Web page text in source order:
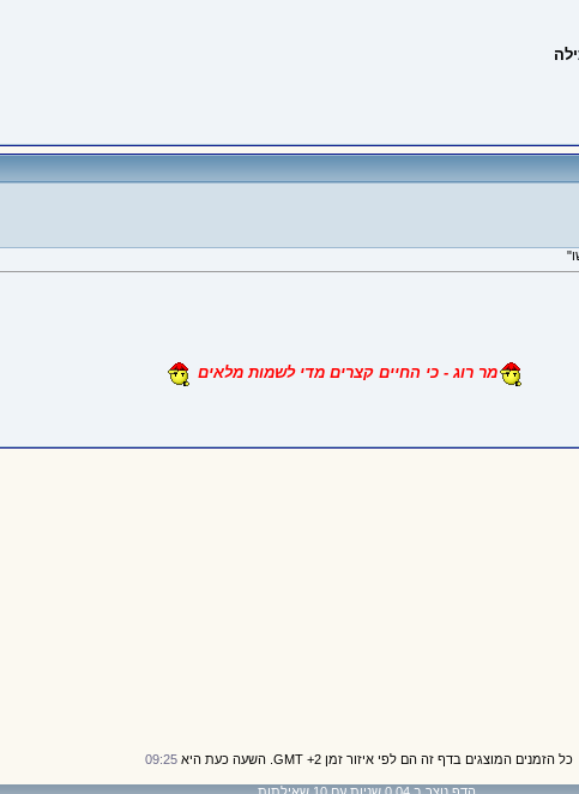
מר רוג - כי החיים קצרים מדי לשמות מלאים
כל הזמנים המוצגים בדף זה הם לפי איזור זמן GMT +2. השעה כעת היא 09:25